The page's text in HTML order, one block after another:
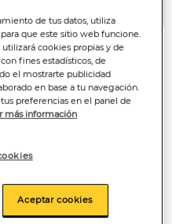
de tus datos, utiliza
que este sitio web funcione.
cookies propias y de
fines estadísticos, de
el mostrarte publicidad
en base a tu navegación.
preferencias en el panel de
más información
Aceptar cookies